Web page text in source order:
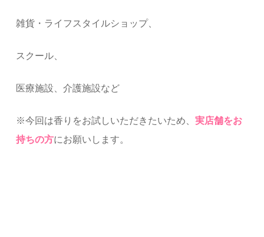
雑貨・ライフスタイルショップ、
スクール、
医療施設、介護施設など
※今回は香りをお試しいただきたいため、実店舗をお
持ちの方にお願いします。